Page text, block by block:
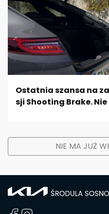
Ostatnia szansa na
sji Shooting Brake.
NIE MA JUŻ